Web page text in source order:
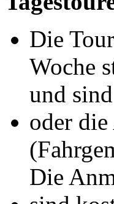
Die
Woche
und
oder
Die